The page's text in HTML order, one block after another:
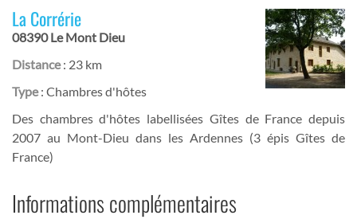
La Corrérie
08390 Le Mont Dieu
Distance: 23 km
Type: Chambres d'hôtes
Des chambres d'hôtes labellisées Gîtes de France depuis
2007 au Mont-Dieu dans les Ardennes (3 épis Gîtes de
France)
Informations complémentaires